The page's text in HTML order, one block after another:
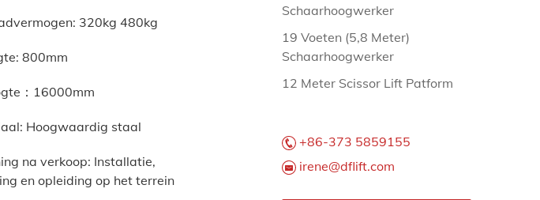
320kg 480kg
800mm
：16000mm
Hoogwaardig staal
na verkoop: Installatie,
en opleiding op het terrein
Schaarhoogwerker
19 Voeten (5,8 Meter)
Schaarhoogwerker
12 Meter Scissor Lift Patform
+86-373 5859155
irene@dflift.com